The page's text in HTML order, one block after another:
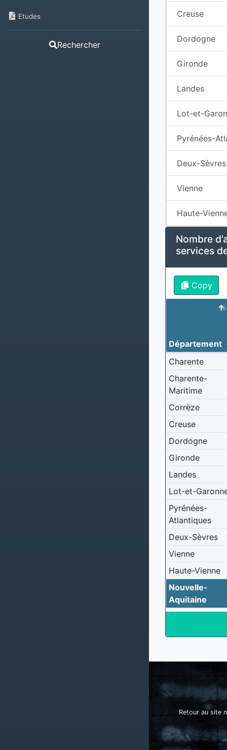
Etudes
Rechercher
Creuse
Dordogne
Gironde
Landes
Lot-et-
Pyrénées-
Deux-Sèvres
Vienne
Haute-
Nombre
services
Copy
Département
Charente
Charente-
Maritime
Corrèze
Creuse
Dordogne
Gironde
Landes
Lot-et-
Pyrénées-
Atlantiques
Deux-Sèvres
Vienne
Haute-Vienne
Nouvelle-
Aquitaine
Retour au site